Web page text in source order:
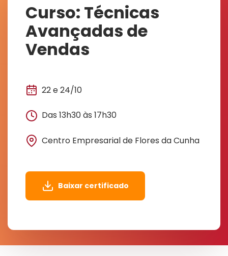
Curso: Técnicas
Avançadas de
Vendas
22 e 24/10
Das 13h30 às 17h30
Centro Empresarial de Flores da Cunha
Baixar certificado